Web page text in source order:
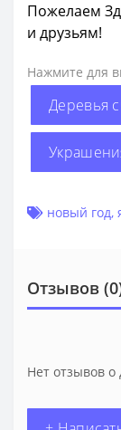
Пожелаем
и друзьям!
Нажмите для
Деревья
новый год,
Отзывов
Нет отзывов